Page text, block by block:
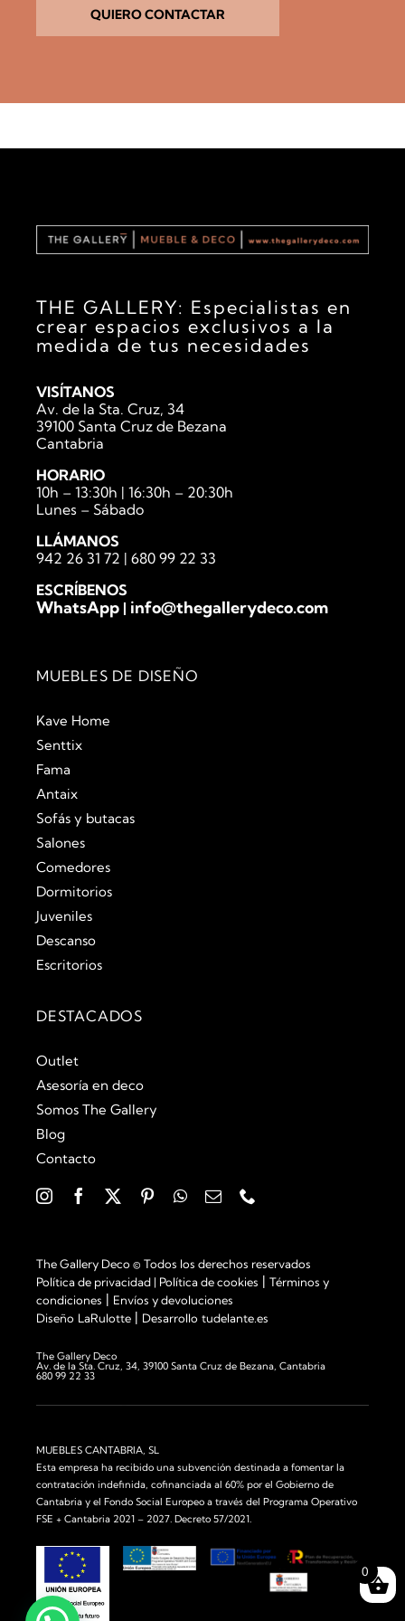
i
ó
QUIERO CONTACTAR
THE GALLERY: Especialistas en
crear espacios exclusivos a la
medida de tus necesidades
VISÍTANOS
Av. de la Sta. Cruz, 34
39100 Santa Cruz de Bezana
Cantabria
HORARIO
10h – 13:30h | 16:30h – 20:30h
Lunes – Sábado
LLÁMANOS
942 26 31 72 | 680 99 22 33
ESCRÍBENOS
WhatsApp| info@thegallerydeco.com
MUEBLES DE DISEÑO
Kave Home
Senttix
Fama
Antaix
Sofás y butacas
Salones
Comedores
Dormitorios
Juveniles
Descanso
Escritorios
DESTACADOS
Outlet
Asesoría en deco
Somos The Gallery
Blog
Contacto
The Gallery Deco © Todos los derechos reservados
Política de privacidad| Política de cookies | Términos y
condiciones | Envíos y devoluciones
Diseño LaRulotte| Desarrollo tudelante.es
The Gallery Deco
Av. de la Sta. Cruz, 34, 39100 Santa Cruz de Bezana, Cantabria
680 99 22 33
MUEBLES CANTABRIA, SL
Esta empresa ha recibido una subvención destinada a fomentar la
contratación indefinida, cofinanciada al 60% por el Gobierno de
Cantabria y el Fondo Social Europeo a través del Programa Operativo
FSE + Cantabria 2021 – 2027. Decreto 57/2021.
0